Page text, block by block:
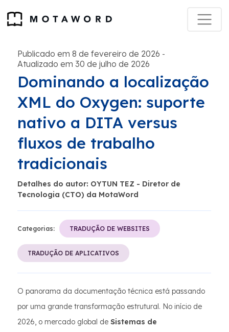
Publicado em 8 de fevereiro de 2026 -
Atualizado em 30 de julho de 2026
Dominando a localização
XML do Oxygen: suporte
nativo a DITA versus
fluxos de trabalho
tradicionais
Detalhes do autor: OYTUN TEZ - Diretor de
Tecnologia (CTO) da MotaWord
Categorias: TRADUÇÃO DE WEBSITES
TRADUÇÃO DE APLICATIVOS
O panorama da documentação técnica está passando
por uma grande transformação estrutural. No início de
2026, o mercado global de Sistemas de